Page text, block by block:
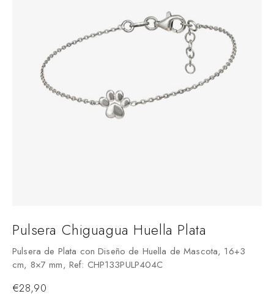
Pulsera Chiguagua Huella Plata
Pulsera de Plata con Diseño de Huella de Mascota, 16+3
cm, 8×7 mm, Ref: CHP133PULP404C
€28,90